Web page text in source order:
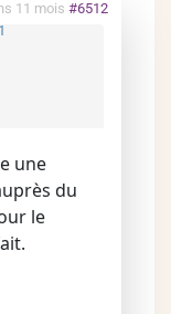
11 mois #6512
une
du
le